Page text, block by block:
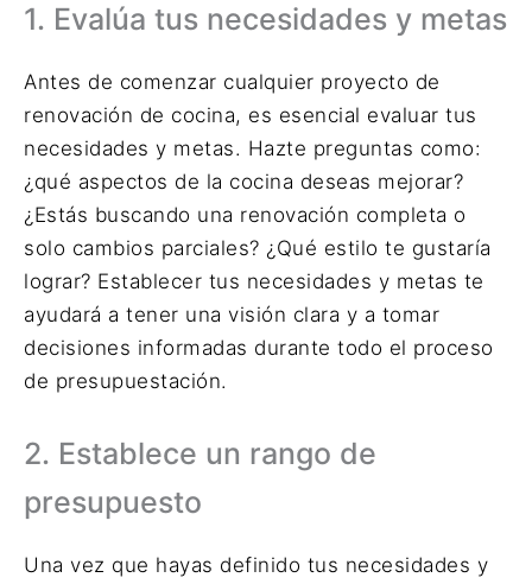
1. Evalúa tus necesidades y metas
Antes de comenzar cualquier proyecto de
renovación de cocina, es esencial evaluar tus
necesidades y metas. Hazte preguntas como:
¿qué aspectos de la cocina deseas mejorar?
¿Estás buscando una renovación completa o
solo cambios parciales? ¿Qué estilo te gustaría
lograr? Establecer tus necesidades y metas te
ayudará a tener una visión clara y a tomar
decisiones informadas durante todo el proceso
de presupuestación.
2. Establece un rango de
presupuesto
Una vez que hayas definido tus necesidades y